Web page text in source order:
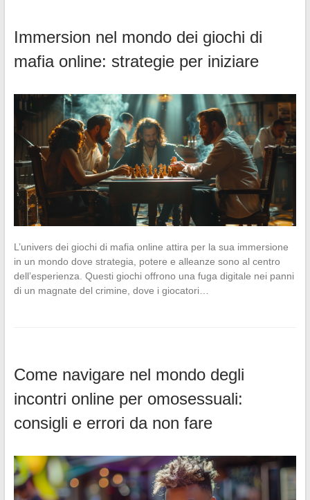
Immersion nel mondo dei giochi di
mafia online: strategie per iniziare
L’univers dei giochi di mafia online attira per la sua immersione
in un mondo dove strategia, potere e alleanze sono al centro
dell’esperienza. Questi giochi offrono una fuga digitale nei panni
di un magnate del crimine, dove i giocatori…
Come navigare nel mondo degli
incontri online per omosessuali:
consigli e errori da non fare